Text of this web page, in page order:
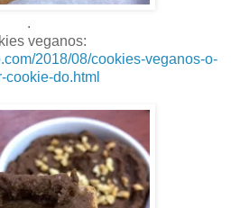
.
veganos:
2018/08/cookies-veganos-o-
cookie-do.html